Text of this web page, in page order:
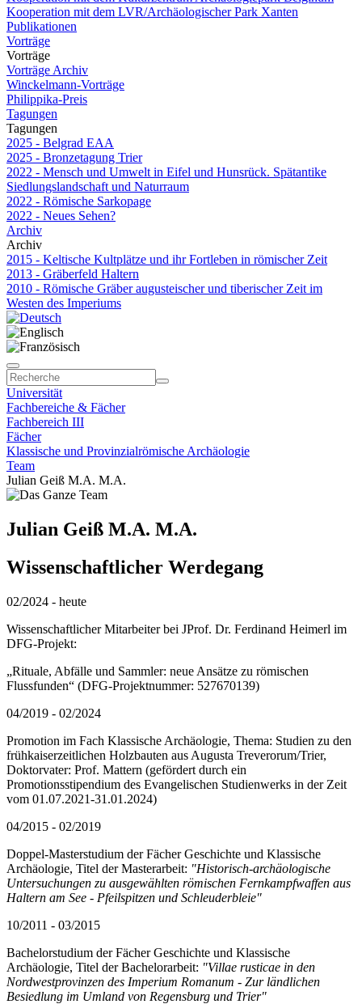
Kooperation mit dem LVR/Archäologischer Park Xanten
Publikationen
Vorträge
Vorträge
Vorträge Archiv
Winckelmann-Vorträge
Philippika-Preis
Tagungen
Tagungen
2025 - Belgrad EAA
2025 - Bronzetagung Trier
2022 - Mensch und Umwelt in Eifel und Hunsrück. Spätantike
Siedlungslandschaft und Naturraum
2022 - Römische Sarkopage
2022 - Neues Sehen?
Archiv
Archiv
2015 - Keltische Kultplätze und ihr Fortleben in römischer Zeit
2013 - Gräberfeld Haltern
2010 - Römische Gräber augusteischer und tiberischer Zeit im
Westen des Imperiums
Universität
Fachbereiche & Fächer
Fachbereich III
Fächer
Klassische und Provinzialrömische Archäologie
Team
Julian Geiß M.A. M.A.
Julian Geiß M.A. M.A.
Wissenschaftlicher Werdegang
02/2024 - heute
Wissenschaftlicher Mitarbeiter bei JProf. Dr. Ferdinand Heimerl im
DFG-Projekt:
„Rituale, Abfälle und Sammler: neue Ansätze zu römischen
Flussfunden“ (DFG-Projektnummer: 527670139)
04/2019 - 02/2024
Promotion im Fach Klassische Archäologie, Thema: Studien zu den
frühkaiserzeitlichen Holzbauten aus Augusta Treverorum/Trier,
Doktorvater: Prof. Mattern (gefördert durch ein
Promotionsstipendium des Evangelischen Studienwerks in der Zeit
vom 01.07.2021-31.01.2024)
04/2015 - 02/2019
Doppel-Masterstudium der Fächer Geschichte und Klassische
Archäologie, Titel der Masterarbeit: "Historisch-archäologische
Untersuchungen zu ausgewählten römischen Fernkampfwaffen aus
Haltern am See - Pfeilspitzen und Schleuderbleie"
10/2011 - 03/2015
Bachelorstudium der Fächer Geschichte und Klassische
Archäologie, Titel der Bachelorarbeit: "Villae rusticae in den
Nordwestprovinzen des Imperium Romanum - Zur ländlichen
Besiedlung im Umland von Regensburg und Trier"